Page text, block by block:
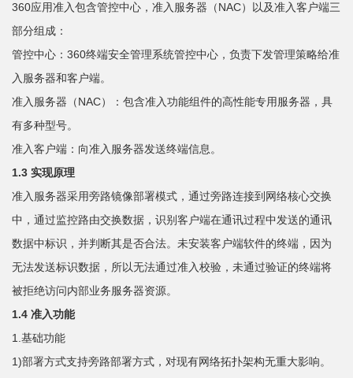
360应用准入包含管控中心，准入服务器（NAC）以及准入客户端三
部分组成：
管控中心：360终端安全管理系统管控中心，负责下发管理策略给准
入服务器和客户端。
准入服务器（NAC）：包含准入功能组件的高性能专用服务器，具
有多种型号。
准入客户端：向准入服务器发送终端信息。
1.3 实现原理
准入服务器采用旁路镜像部署模式，通过旁路连接到网络核心交换
中，通过监控路由交换数据，识别客户端在通讯过程中发送的通讯
数据中标识，并判断其是否合法。未安装客户端软件的终端，因为
无法发送标识数据，所以无法通过准入校验，未通过验证的终端将
被拒绝访问内部业务服务器资源。
1.4 准入功能
1.基础功能
1)部署方式支持旁路部署方式，对现有网络拓扑架构无重大影响。